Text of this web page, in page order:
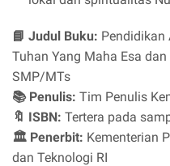
📘 Judul Buku: Pendidikan
Tuhan Yang Maha Esa
SMP/MTs
📚 Penulis: Tim Penulis
🔖 ISBN: Tertera pada
🏛️ Penerbit: Kementerian
dan Teknologi RI